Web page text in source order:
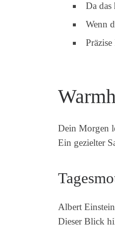
Da das
Wenn
Dein Morgen
Ein gezielter
Albert
Dieser Blick